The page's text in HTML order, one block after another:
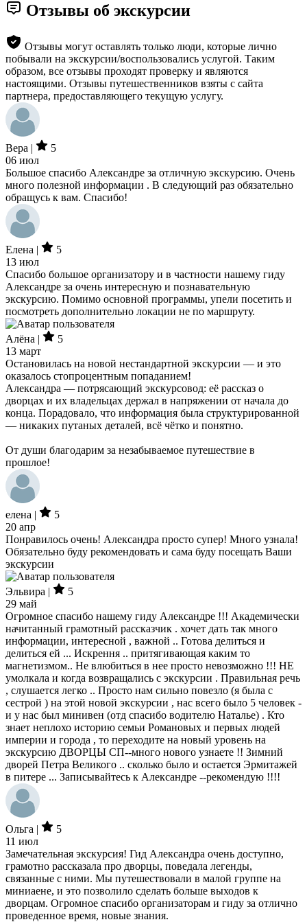
Отзывы об экскурсии
Отзывы могут оставлять только люди, которые лично
побывали на экскурсии/воспользовались услугой. Таким
образом, все отзывы проходят проверку и являются
настоящими. Отзывы путешественников взяты с сайта
партнера, предоставляющего текущую услугу.
Вера |
5
06 июл
Большое спасибо Александре за отличную экскурсию. Очень
много полезной информации . В следующий раз обязательно
обращусь к вам. Спасибо!
Елена |
5
13 июл
Спасибо большое организатору и в частности нашему гиду
Александре за очень интересную и познавательную
экскурсию. Помимо основной программы, упели посетить и
посмотреть дополнительно локации не по маршруту.
Алёна |
5
13 март
Остановилась на новой нестандартной экскурсии — и это
оказалось стопроцентным попаданием!
Александра — потрясающий экскурсовод: её рассказ о
дворцах и их владельцах держал в напряжении от начала до
конца. Порадовало, что информация была структурированной
— никаких путаных деталей, всё чётко и понятно.
От души благодарим за незабываемое путешествие в
прошлое!
елена |
5
20 апр
Понравилось очень! Александра просто супер! Много узнала!
Обязательно буду рекомендовать и сама буду посещать Ваши
экскурсии
Эльвира |
5
29 май
Огромное спасибо нашему гиду Александре !!! Академически
начитанный грамотный рассказчик . хочет дать так много
информации, интересной , важной .. Готова делиться и
делиться ей ... Искрення .. притягивающая каким то
магнетизмом.. Не влюбиться в нее просто невозможно !!! НЕ
умолкала и когда возвращались с экскурсии . Правильная речь
, слушается легко .. Просто нам сильно повезло (я была с
сестрой ) на этой новой экскурсии , нас всего было 5 человек -
и у нас был минивен (отд спасибо водителю Наталье) . Кто
знает неплохо историю семьи Романовых и первых людей
империи и города , то переходите на новый уровень на
экскурсию ДВОРЦЫ СП--много нового узнаете !! Зимний
дворей Петра Великого .. сколько было и остается Эрмитажей
в питере ... Записывайтесь к Александре --рекомендую !!!!
Ольга |
5
11 июл
Замечательная экскурсия! Гид Александра очень доступно,
грамотно рассказала про дворцы, поведала легенды,
связанные с ними. Мы путешествовали в малой группе на
миниаене, и это позволило сделать больше выходов к
дворцам. Огромное спасибо организаторам и гиду за отлично
проведенное время, новые знания.